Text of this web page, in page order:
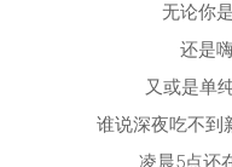
无论你
还是
又或是单
谁说深夜吃不到
凌晨5点还